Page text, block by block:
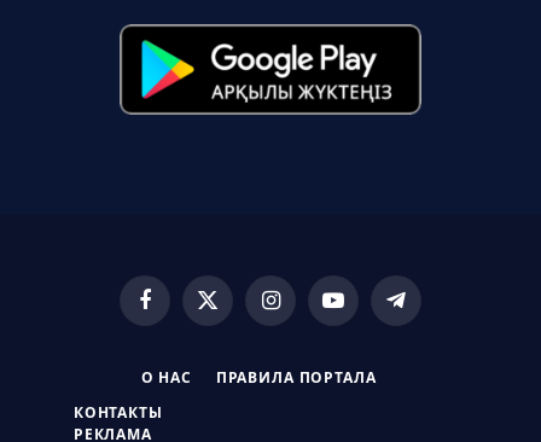
Facebook
X
InstagramYouTubeTelegram
О НАС ПРАВИЛА ПОРТАЛА
КОНТАКТЫ
РЕКЛАМА